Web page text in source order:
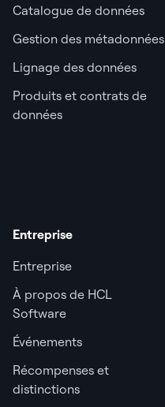
Catalogue de données
Gestion des métadonnées
Lignage des données
Produits et contrats de
données
Entreprise
Entreprise
À propos de HCL
Software
Événements
Récompenses et
distinctions